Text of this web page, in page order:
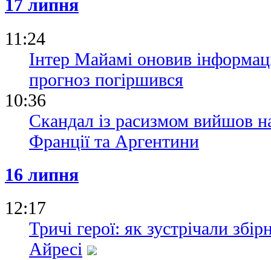
17 липня
11:24
Інтер Майамі оновив
прогноз погіршився
10:36
Скандал із расизмом вийшов
Франції та Аргентини
16 липня
12:17
Тричі герої: як зустрічали
Айресі